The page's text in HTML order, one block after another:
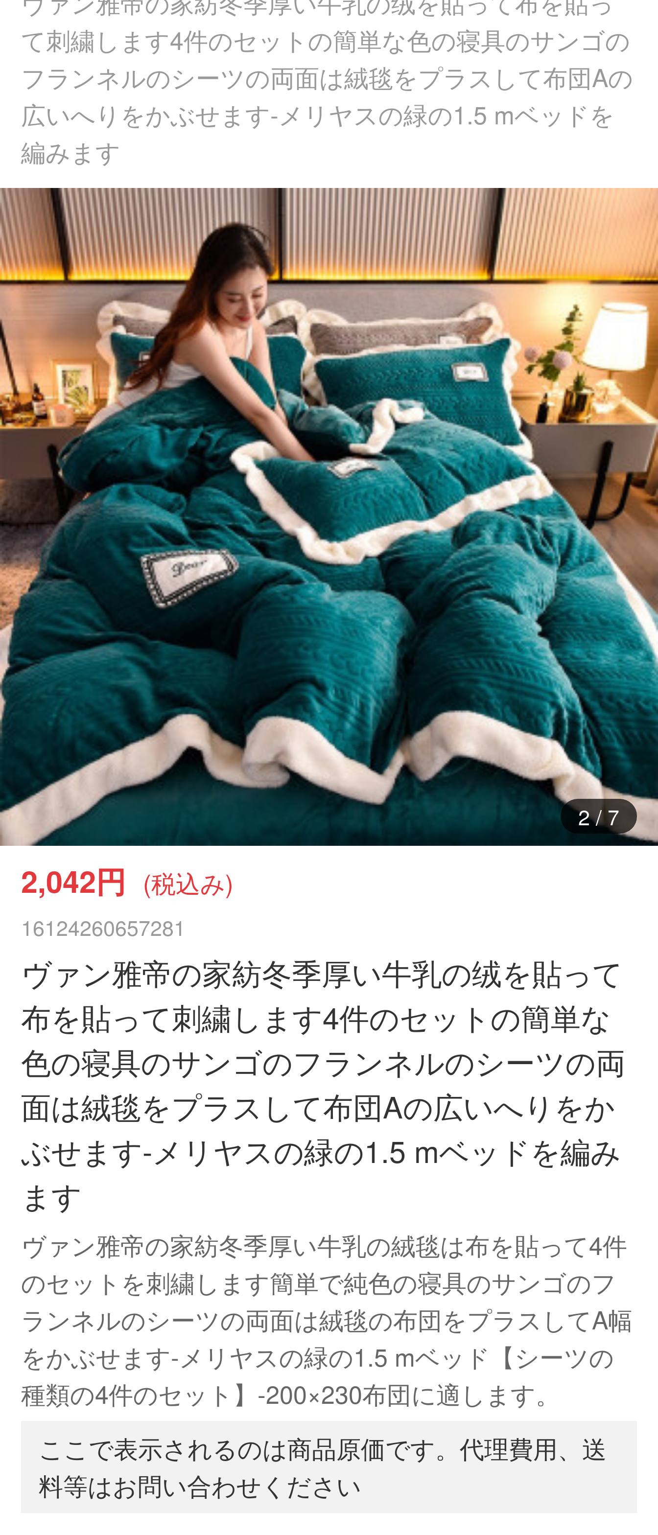
て刺繍します4件のセットの簡単な色の寝具のサンゴの
フランネルのシーツの両面は絨毯をプラスして布団Aの
広いへりをかぶせます-メリヤスの緑の1.5 mベッドを
編みます
3/7
2,042円 (税込み)
16124260657281
ヴァン雅帝の家紡冬季厚い牛乳の绒を貼って
布を貼って刺繍します4件のセットの簡単な
色の寝具のサンゴのフランネルのシーツの両
面は絨毯をプラスして布団Aの広いへりをか
ぶせます-メリヤスの緑の1.5 mベッドを編み
ます
ヴァン雅帝の家紡冬季厚い牛乳の絨毯は布を貼って4件
のセットを刺繍します簡単で純色の寝具のサンゴのフ
ランネルのシーツの両面は絨毯の布団をプラスしてA幅
をかぶせます-メリヤスの緑の1.5 mベッド【シーツの
種類の4件のセット】-200×230布団に適します。
ここで表示されるのは商品原価です。代理費用、送
料等はお問い合わせください